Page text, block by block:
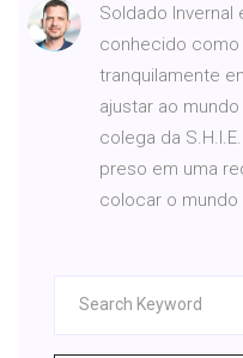
Soldado
conhecido como
tranquilamente
ajustar ao
colega da
preso em uma
colocar o mundo